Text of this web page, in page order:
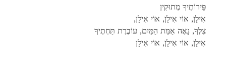
פֵּירוֹתֶיךָ מְתוּקִין
,אִילָן, אוֹי אִילָן, אוֹי אִילָן
צִלְּךָ, נָאֶה אַמַּת הַמַּיִם, עוֹבֶרֶת תַּחְתֶיךָ
אִילָן, אוֹי אִילָן, אוֹי אִילָן